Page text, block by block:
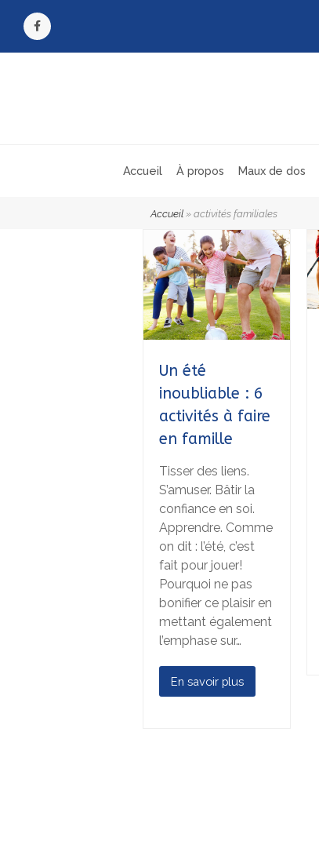
Facebook
Accueil À propos Maux de dos
Accueil » activités familiales
Un été
inoubliable : 6
activités à faire
en famille
Tisser des liens.
S’amuser. Bâtir la
confiance en soi.
Apprendre. Comme
on dit : l’été, c’est
fait pour jouer!
Pourquoi ne pas
bonifier ce plaisir en
mettant également
l’emphase sur…
En savoir plus